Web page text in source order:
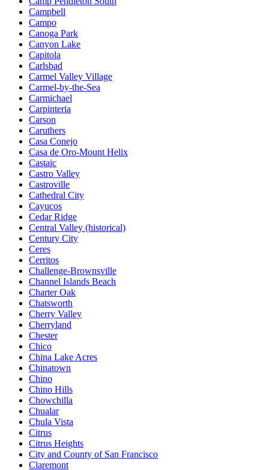
Campbell
Campo
Canoga Park
Canyon Lake
Capitola
Carlsbad
Carmel Valley Village
Carmel-by-the-Sea
Carmichael
Carpinteria
Carson
Caruthers
Casa Conejo
Casa de Oro-Mount Helix
Castaic
Castro Valley
Castroville
Cathedral City
Cayucos
Cedar Ridge
Central Valley (historical)
Century City
Ceres
Cerritos
Challenge-Brownsville
Channel Islands Beach
Charter Oak
Chatsworth
Cherry Valley
Cherryland
Chester
Chico
China Lake Acres
Chinatown
Chino
Chino Hills
Chowchilla
Chualar
Chula Vista
Citrus
Citrus Heights
City and County of San Francisco
Claremont